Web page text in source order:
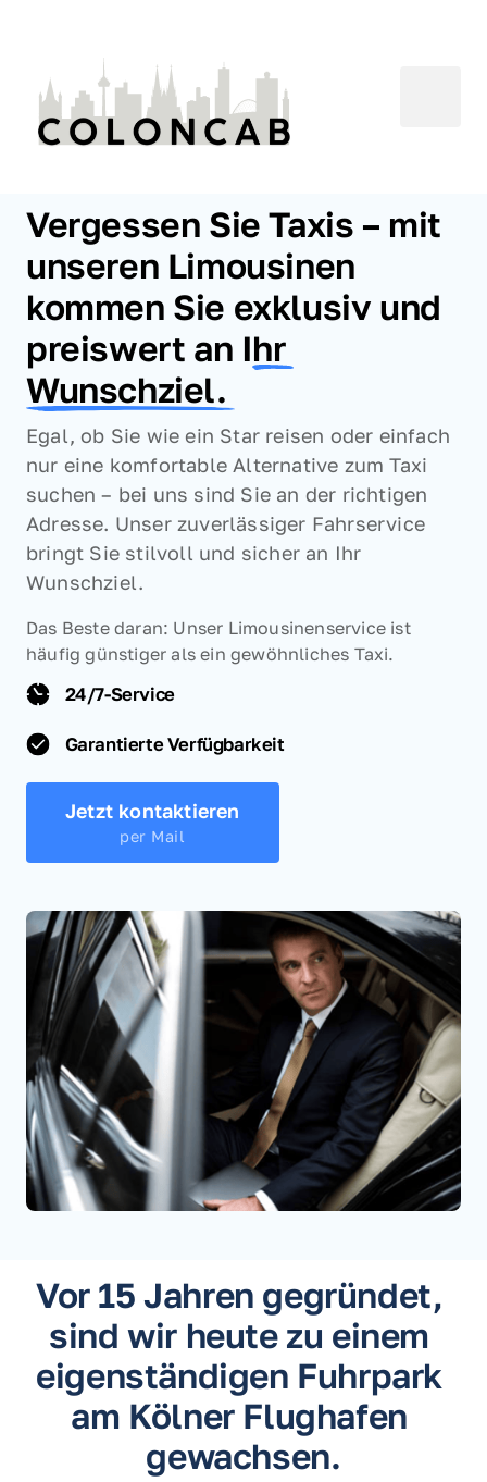
Vergessen Sie Taxis – mit
unseren Limousinen
kommen Sie exklusiv und
preiswert an I
hr
Wunschziel.
Egal, ob Sie wie ein Star reisen oder einfach
nur eine komfortable Alternative zum Taxi
suchen – bei uns sind Sie an der richtigen
Adresse. Unser zuverlässiger Fahrservice
bringt Sie stilvoll und sicher an Ihr
Wunschziel.
Das Beste daran: Unser Limousinenservice ist
häufig günstiger als ein gewöhnliches Taxi.
24/7-Service
Garantierte Verfügbarkeit
Jetzt kontaktieren
per Mail
Vor 15 Jahren gegründet,
sind wir heute zu einem
eigenständigen Fuhrpark
am Kölner Flughafen
gewachsen.